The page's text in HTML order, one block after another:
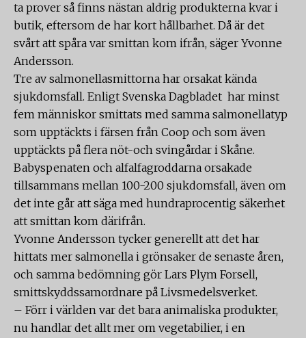
ta prover så finns nästan aldrig produkterna kvar i
butik, eftersom de har kort hållbarhet. Då är det
svårt att spåra var smittan kom ifrån, säger Yvonne
Andersson.
Tre av salmonellasmittorna har orsakat kända
sjukdomsfall. Enligt Svenska Dagbladet har minst
fem människor smittats med samma salmonellatyp
som upptäckts i färsen från Coop och som även
upptäckts på flera nöt-och svingårdar i Skåne.
Babyspenaten och alfalfagroddarna orsakade
tillsammans mellan 100-200 sjukdomsfall, även om
det inte går att säga med hundraprocentig säkerhet
att smittan kom därifrån.
Yvonne Andersson tycker generellt att det har
hittats mer salmonella i grönsaker de senaste åren,
och samma bedömning gör Lars Plym Forsell,
smittskyddssamordnare på Livsmedelsverket.
– Förr i världen var det bara animaliska produkter,
nu handlar det allt mer om vegetabilier, i en